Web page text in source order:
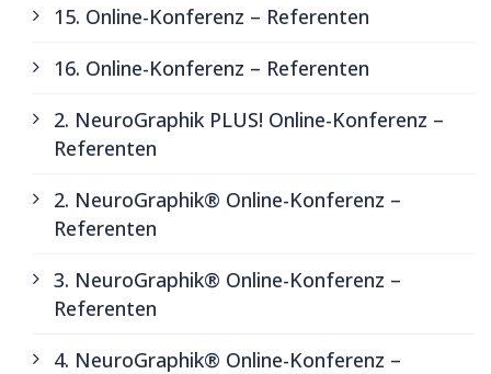
15. Online-Konferenz – Referenten
16. Online-Konferenz – Referenten
2. NeuroGraphik PLUS! Online-Konferenz –
Referenten
2. NeuroGraphik® Online-Konferenz –
Referenten
3. NeuroGraphik® Online-Konferenz –
Referenten
4. NeuroGraphik® Online-Konferenz –